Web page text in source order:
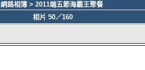
網路相簿> 2011端五節海霸王聚餐
相片 50／160